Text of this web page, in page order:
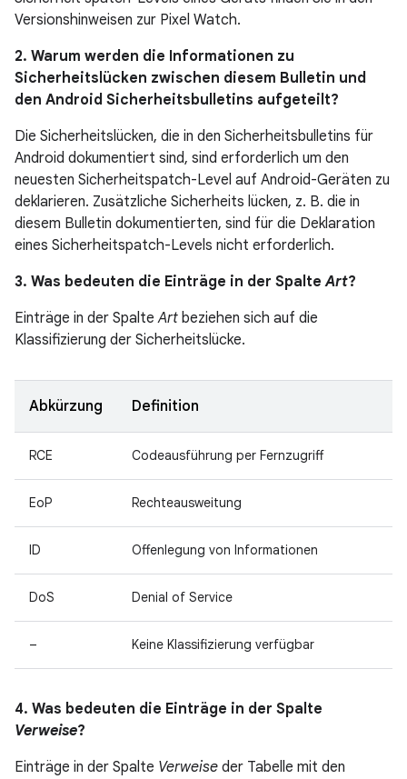
Versionshinweisen zur Pixel Watch.
2. Warum werden die Informationen zu
Sicherheitslücken zwischen diesem Bulletin und
den Android Sicherheitsbulletins aufgeteilt?
Die Sicherheitslücken, die in den Sicherheitsbulletins für
Android dokumentiert sind, sind erforderlich um den
neuesten Sicherheitspatch-Level auf Android-Geräten zu
deklarieren. Zusätzliche Sicherheits lücken, z. B. die in
diesem Bulletin dokumentierten, sind für die Deklaration
eines Sicherheitspatch-Levels nicht erforderlich.
3. Was bedeuten die Einträge in der SpalteArt?
Einträge in der SpalteArt beziehen sich auf die
Klassifizierung der Sicherheitslücke.
Abkürzung Definition
RCE Codeausführung per Fernzugriff
EoP Rechteausweitung
ID Offenlegung von Informationen
DoS Denial of Service
– Keine Klassifizierung verfügbar
4. Was bedeuten die Einträge in der Spalte
Verweise?
Einträge in der Spalte Verweise der Tabelle mit den